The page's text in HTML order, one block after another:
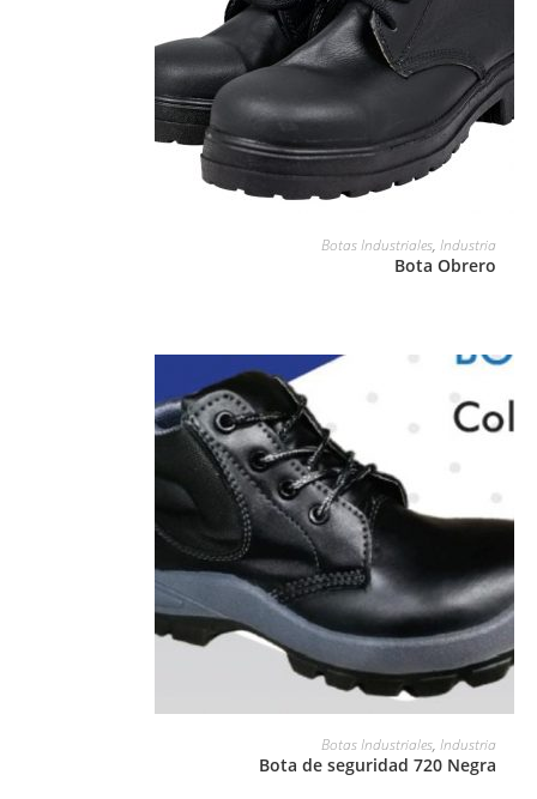
Botas Industriales,Industria
Bota Obrero
Botas Industriales,Industria
Bota de seguridad 720 Negra